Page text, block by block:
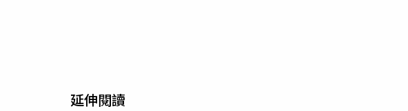
延伸閱讀